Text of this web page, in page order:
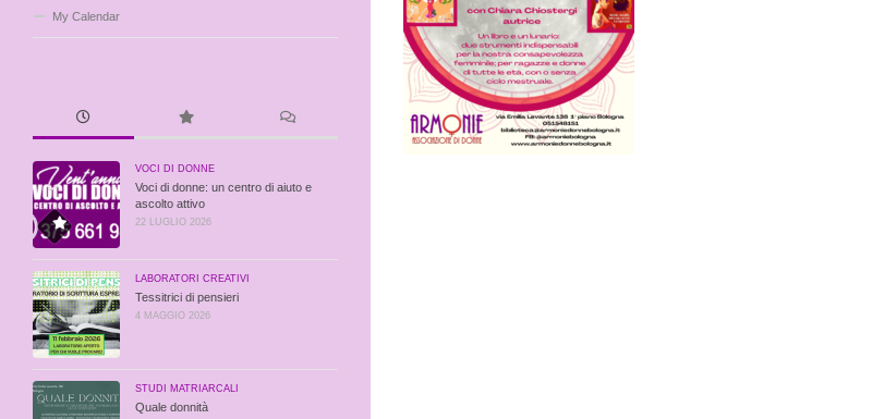
My Calendar
VOCI DI DONNE
Voci di donne: un centro di aiuto e
ascolto attivo
22 LUGLIO 2026
LABORATORI CREATIVI
Tessitrici di pensieri
4 MAGGIO 2026
STUDI MATRIARCALI
Quale donnità